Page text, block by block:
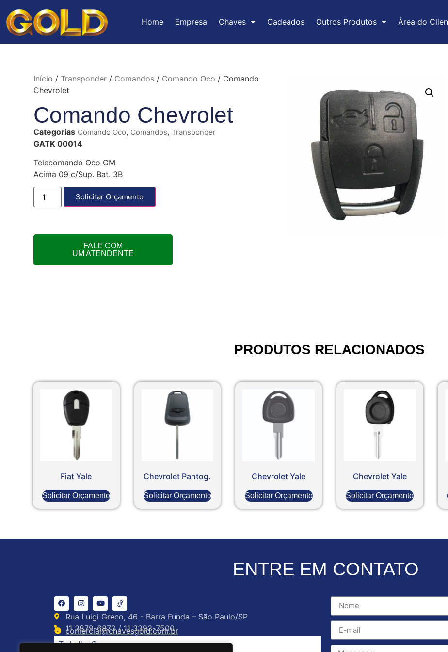
Home Empresa Chaves Cadeados Outros Produtos Área do
Início / Transponder/ Comandos/ Comando Oco / Comando
Chevrolet
Comando Chevrolet
Categorias Comando Oco, Comandos, Transponder
GATK 00014
Telecomando Oco GM
Acima 09 c/Sup. Bat. 3B
Solicitar Orçamento
FALE COM
UM ATENDENTE
PRODUTOS RELACIONADOS
Fiat Yale
Solicitar Orçamento
Chevrolet Pantog.
Solicitar Orçamento
Chevrolet Yale
Solicitar Orçamento
Chevrolet Yale
Solicitar Orçamento
ENTRE EM CONTATO
Rua Luigi Greco, 46 - Barra Funda – São Paulo/SP
11 3879-6870 / 11 3393-7500
comercial@chavesgold.com.br
Trabalhe Conosco